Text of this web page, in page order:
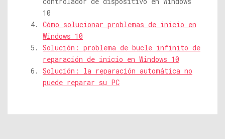
10
Cómo solucionar problemas de inicio en
Windows 10
Solución: problema de bucle infinito de
reparación de inicio en Windows 10
Solución: la reparación automática no
puede reparar su PC